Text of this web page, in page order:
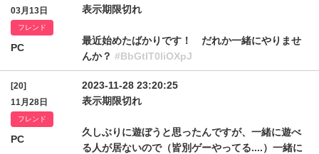
03月13日
フレンド
PC
表示期限切れ
最近始めたばかりです！ だれか一緒にやりませ
んか？ #BbGtlT0liOXpJ
[20]
11月28日
フレンド
PC
2023-11-28 23:20:25
表示期限切れ
久しぶりに遊ぼうと思ったんですが、一緒に遊べ
る人が居ないので（皆別ゲーやってる....）一緒に